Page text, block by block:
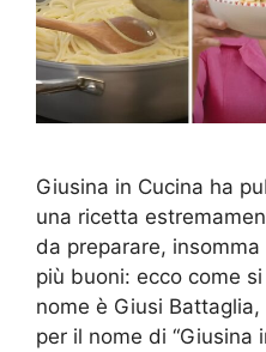
Giusina in Cucina ha
una ricetta
da preparare,
più buoni: ecco come
nome è Giusi
per il nome di “Giusina